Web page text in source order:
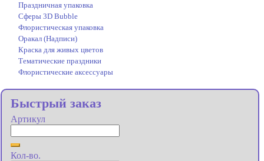
Праздничная упаковка
Сферы 3D Bubble
Флористическая упаковка
Оракал (Надписи)
Краска для живых цветов
Тематические праздники
Флористические аксессуары
Быстрый заказ
Артикул
Кол-во.